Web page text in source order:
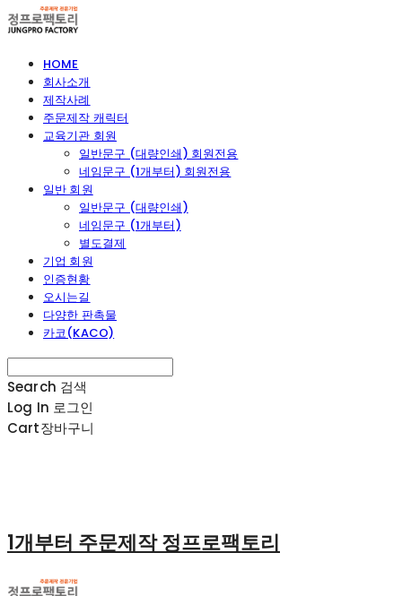
HOME
회사소개
제작사례
주문제작 캐릭터
교육기관 회원
일반문구 (대량인쇄) 회원전용
네임문구 (1개부터) 회원전용
일반 회원
일반문구 (대량인쇄)
네임문구 (1개부터)
별도결제
기업 회원
인증현황
오시는길
다양한 판촉물
카코(KACO)
Search 검색
Log In 로그인
Cart장바구니
1개부터 주문제작 정프로팩토리